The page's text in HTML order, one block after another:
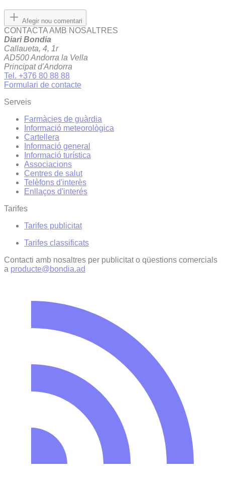
Afegir nou comentari
CONTACTA AMB NOSALTRES
Diari Bondia
Callaueta, 4, 1r
AD500 Andorra la Vella
Principat d'Andorra
Tel. +376 80 88 88
Formulari de contacte
Serveis
Farmàcies de guàrdia
Informació meteorològica
Cartellera
Informació general
Informació turística
Associacions
Centres de salut
Telèfons d'interès
Enllaços d'interés
Tarifes
Tarifes publicitat
Tarifes classificats
Contacti amb nosaltres per publicitat o qüestions comercials
a producte@bondia.ad